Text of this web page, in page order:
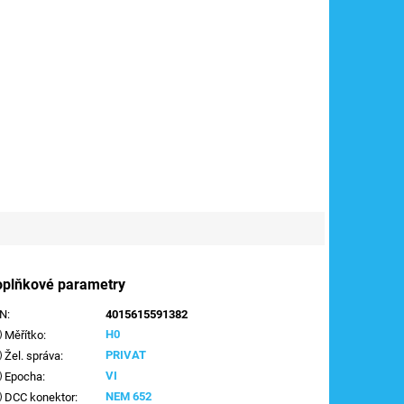
parametry
: 4015615591382
Měřítko: H0
Žel. správa: PRIVAT
Epocha: VI
DCC konektor: NEM 652